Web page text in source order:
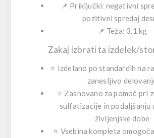
📌 Priključki: negativni
pozitivni spredaj
📌 Teža: 3.1 kg
Zakaj izbrati ta izdelek/
⭐ Izdelano postandardih na
zanesljivo
⭐ Zasnovano za pomoč pri
sulfatizacije in podaljšanju
življenjske dobe
⭐ Vsebina kompleta omogoča